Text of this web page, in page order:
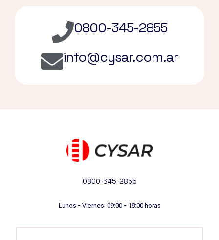
0800-345-2855
info@cysar.com.ar
0800-345-2855
Lunes - Viernes: 09:00 - 18:00 horas